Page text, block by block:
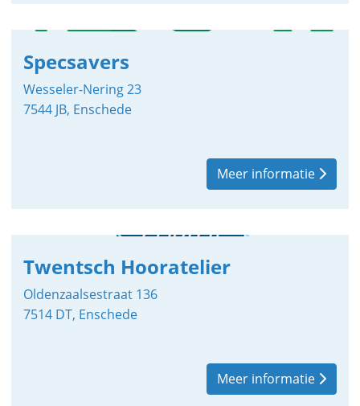
Specsavers
Wesseler-Nering 23
7544 JB, Enschede
Meer informatie
Twentsch Hooratelier
Oldenzaalsestraat 136
7514 DT, Enschede
Meer informatie